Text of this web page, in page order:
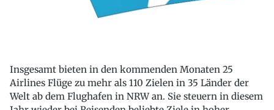
Insgesamt bieten in den kommenden Monaten 25
Airlines Flüge zu mehr als 110 Zielen in 35 Länder der
Welt ab dem Flughafen in NRW an. Sie steuern in diesem